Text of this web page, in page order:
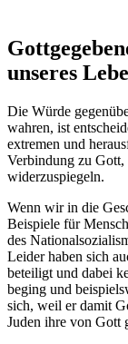
unseres
Die Würde
wahren, ist
extremen und
Verbindung zu
widerzuspiegeln.
Wenn wir in die
Beispiele für
des
Leider haben sich
beteiligt und dabei
beging und
sich, weil er damit
Juden ihre von Gott